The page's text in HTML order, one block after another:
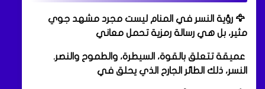
🦅 رؤية النسر في المنام ليست مجرد مشهد جوي
مثير، بل هي رسالة رمزية تحمل معاني
عميقة تتعلق بالقوة، السيطرة، والطموح والنصر.
النسر، ذلك الطائر الجارح الذي يحلق في